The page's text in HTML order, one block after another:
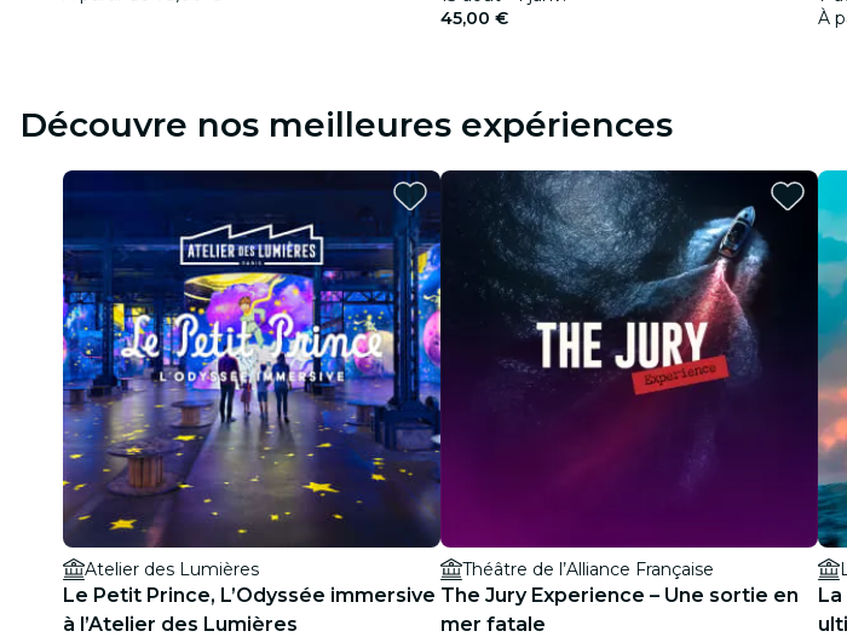
45,00 €
À
Découvre nos meilleures expériences
Atelier des Lumières
Le Petit Prince, L’Odyssée immersive
à l’Atelier des Lumières
Théâtre de l’Alliance Française
The Jury Experience – Une sortie en
mer fatale